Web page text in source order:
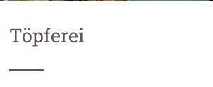
Töpferei